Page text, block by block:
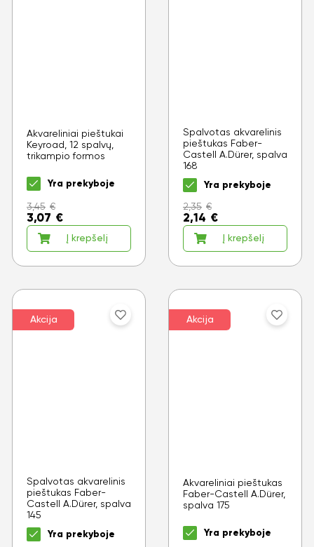
Akvareliniai pieštukai
Keyroad, 12 spalvų,
trikampio formos
Yra prekyboje
3,45 €
3,07 €
Į krepšelį
Spalvotas akvarelinis
pieštukas Faber-
Castell A.Dürer, spalva
168
Yra prekyboje
2,35 €
2,14 €
Į krepšelį
Akcija
Spalvotas akvarelinis
pieštukas Faber-
Castell A.Dürer, spalva
145
Yra prekyboje
Akcija
Akvareliniai pieštukas
Faber-Castell A.Dürer,
spalva 175
Yra prekyboje